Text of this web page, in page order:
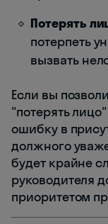
Потерять
потерпеть
вызвать
Если вы
"потерять
ошибку в
должного
будет крайне
руководителя
приоритетом